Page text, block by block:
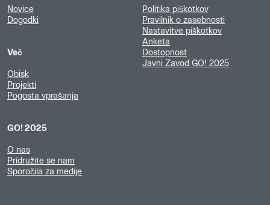
Novice
Dogodki
Več
Obisk
Projekti
Pogosta vprašanja
GO! 2025
O nas
Pridružite se nam
Sporočila za medije
Politika piškotkov
Pravilnik o zasebnosti
Nastavitve piškotkov
Anketa
Dostopnost
Javni Zavod GO! 2025